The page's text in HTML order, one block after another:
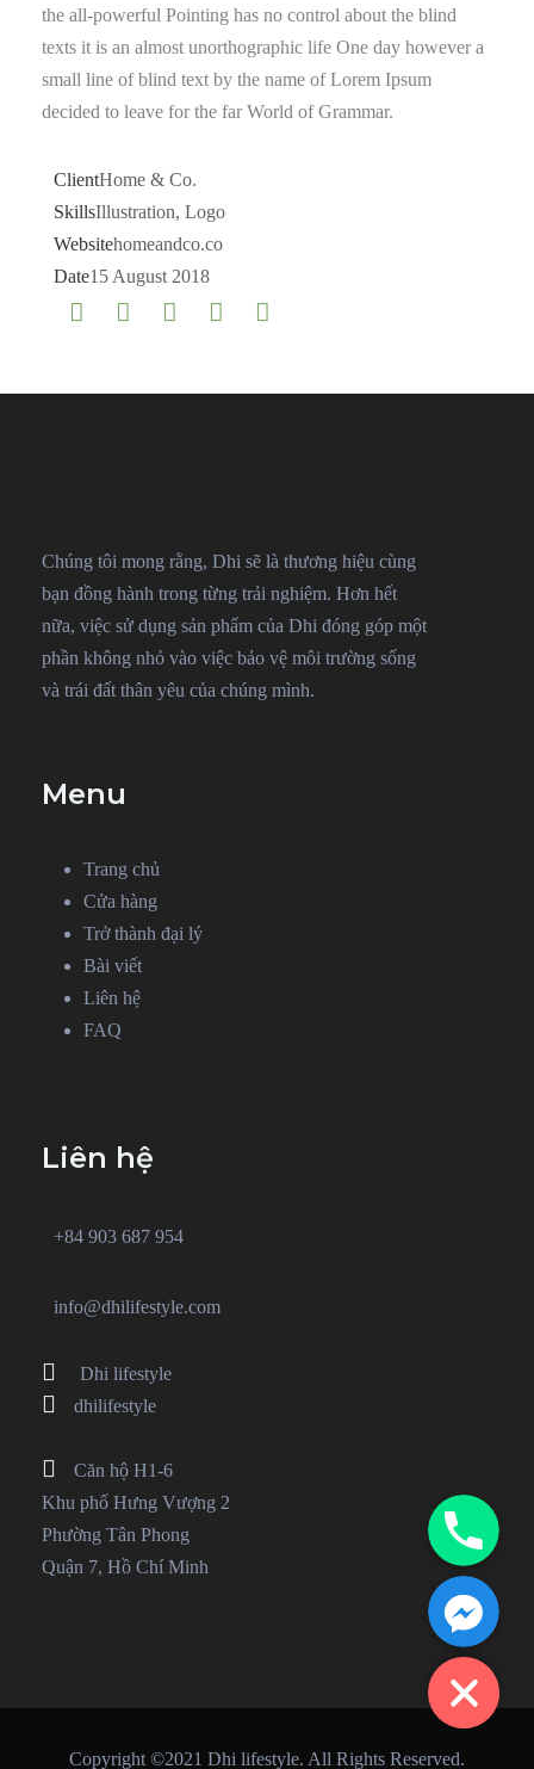
the all-powerful Pointing has no control about the blind
texts it is an almost unorthographic life One day however a
small line of blind text by the name of Lorem Ipsum
decided to leave for the far World of Grammar.
ClientHome & Co.
SkillsIllustration, Logo
Websitehomeandco.co
Date15 August 2018
Chúng tôi mong rằng, Dhi sẽ là thương hiệu cùng
bạn đồng hành trong từng trải nghiệm. Hơn hết
nữa, việc sử dụng sản phẩm của Dhi đóng góp một
phần không nhỏ vào việc bảo vệ môi trường sống
và trái đất thân yêu của chúng mình.
Menu
Trang chủ
Cửa hàng
Trở thành đại lý
Bài viết
Liên hệ
FAQ
Liên hệ
+84 903 687 954
info@dhilifestyle.com
Dhi lifestyle
dhilifestyle
Căn hộ H1-6
Khu phố Hưng Vượng 2
Phường Tân Phong
Quận 7, Hồ Chí Minh
Copyright ©2021 Dhi lifestyle. All Rights Reserved.